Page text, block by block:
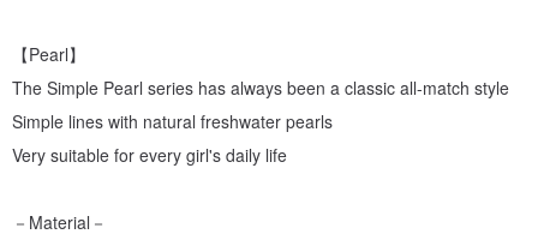
【Pearl】
The Simple Pearl series has always been a classic all-match style
Simple lines with natural freshwater pearls
Very suitable for every girl's daily life
－Material－